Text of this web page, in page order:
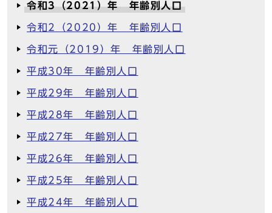
令和3（2021）年 年齢別人口
令和2（2020）年 年齢別人口
令和元（2019）年 年齢別人口
平成30年 年齢別人口
平成29年 年齢別人口
平成28年 年齢別人口
平成27年 年齢別人口
平成26年 年齢別人口
平成25年 年齢別人口
平成24年 年齢別人口